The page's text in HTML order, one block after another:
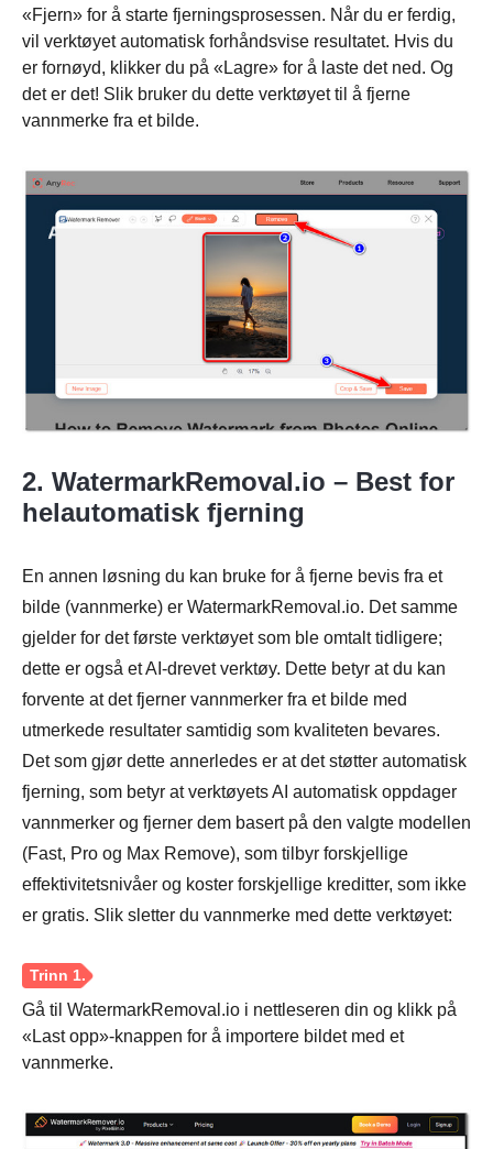
Steg 2.
Trinn 3.
«Fjern» for å starte fjerningsprosessen. Når du er ferdig,
vil verktøyet automatisk forhåndsvise resultatet. Hvis du
er fornøyd, klikker du på «Lagre» for å laste det ned. Og
det er det! Slik bruker du dette verktøyet til å fjerne
vannmerke fra et bilde.
2. WatermarkRemoval.io – Best for
helautomatisk fjerning
En annen løsning du kan bruke for å fjerne bevis fra et
bilde (vannmerke) er WatermarkRemoval.io. Det samme
gjelder for det første verktøyet som ble omtalt tidligere;
dette er også et AI-drevet verktøy. Dette betyr at du kan
forvente at det fjerner vannmerker fra et bilde med
utmerkede resultater samtidig som kvaliteten bevares.
Det som gjør dette annerledes er at det støtter automatisk
fjerning, som betyr at verktøyets AI automatisk oppdager
vannmerker og fjerner dem basert på den valgte modellen
(Fast, Pro og Max Remove), som tilbyr forskjellige
effektivitetsnivåer og koster forskjellige kreditter, som ikke
er gratis. Slik sletter du vannmerke med dette verktøyet:
Gå til WatermarkRemoval.io i nettleseren din og klikk på
«Last opp»-knappen for å importere bildet med et
vannmerke.